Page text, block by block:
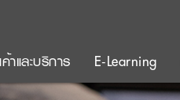
าและบริการ E-Learning